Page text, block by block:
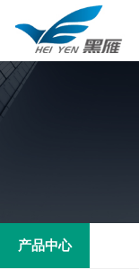
产品中心